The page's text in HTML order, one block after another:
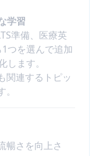
学習
準備、医療英
つを選んで追加
ます。
関連するトピッ
暢さを向上さ